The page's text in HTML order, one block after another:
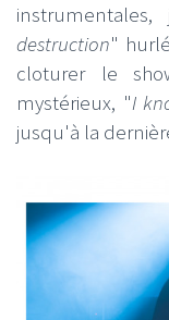
destruction"
cloturer le
mystérieux, "I
jusqu'à la